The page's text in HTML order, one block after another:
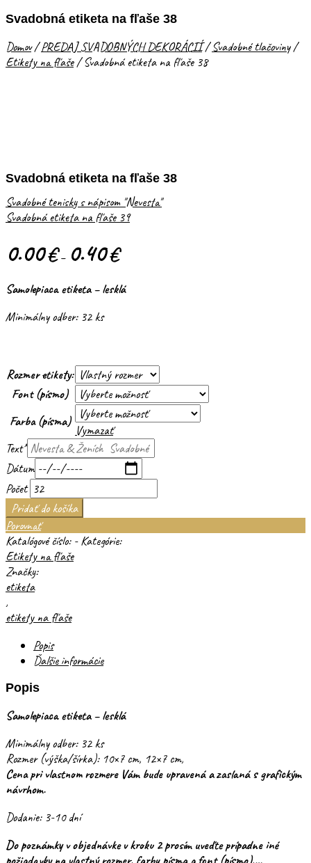
Svadobná etiketa na fľaše 38
Domov/PREDAJ SVADOBNÝCH DEKORÁCIÍ/Svadobné tlačoviny/
Etikety na fľaše/Svadobná etiketa na fľaše 38
Svadobná etiketa na fľaše 38
Svadobné tenisky s nápisom "Nevesta"
Svadobná etiketa na fľaše 39
0.00€– 0.40€
Samolepiaca etiketa – lesklá
Minimálny odber: 32 ks
Rozmer etikety:
Font (písmo)
Farba (písma)
Vymazať
Text*
Dátum
Počet
Pridať do košíka
Porovnať
Katalógové číslo: - Kategórie:
Etikety na fľaše
Značky:
etiketa
,
etikety na fľaše
Popis
Ďalšie informácie
Popis
Samolepiaca etiketa – lesklá
Minimálny odber: 32 ks
Rozmer (výška/šírka): 10×7 cm, 12×7 cm,
Cena pri vlastnom rozmere Vám bude upravená a zaslaná s grafickým
návrhom.
Dodanie: 3-10 dní
Do poznámky v objednávke v kroku 2 prosím uveďte prípadne iné